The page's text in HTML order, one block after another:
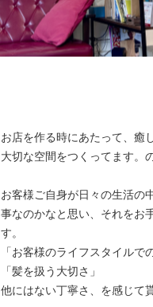
お店を作る時にあたって、癒
大切な空間をつくってます。
お客様ご自身が日々の生活の
事なのかなと思い、それをお
す。
「お客様のライフスタイルで
「髪を扱う大切さ」
他にはない丁寧さ、を感じて